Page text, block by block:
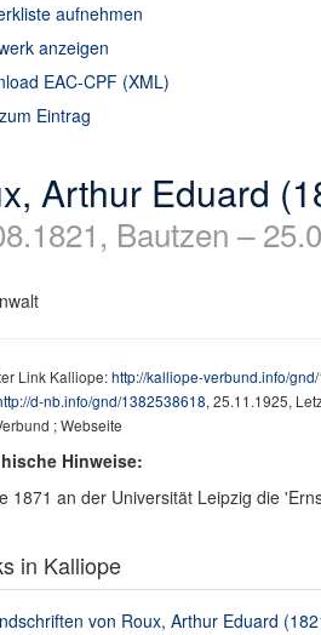
aufnehmen
anzeigen
EAC-CPF (XML)
Eintrag
Arthur Eduard
Bautzen –
Link Kalliope:http://kalliope-verbund.info/
d-nb.info/gnd/1382538618, 25.11.1925,
; Webseite
Hinweise:
1871 an der Universität Leipzig die
in Kalliope
von Roux, Arthur Eduard